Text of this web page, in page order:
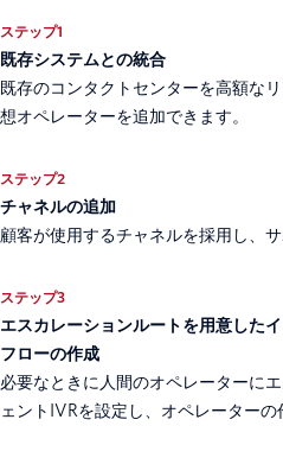
ステップ1
既存システムとの統合
既存のコンタクトセンターを高額な
想オペレーターを追加できます。
ステップ2
チャネルの追加
顧客が使用するチャネルを採用し、
ステップ3
エスカレーションルートを用意した
フローの作成
必要なときに人間のオペレーターに
ェントIVRを設定し、オペレーターの